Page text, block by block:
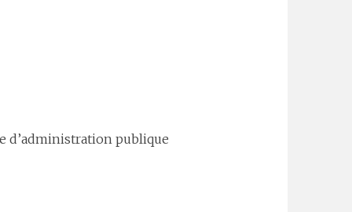
d’administration publique